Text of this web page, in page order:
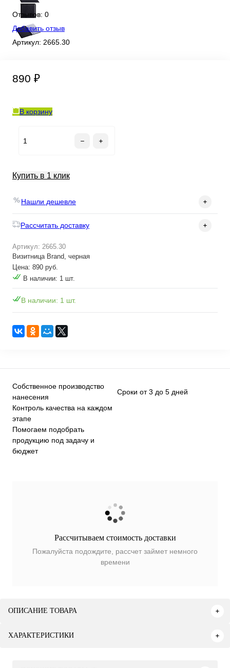
Отзывов: 0
Добавить отзыв
Артикул: 2665.30
890 ₽
В корзину
Купить в 1 клик
Нашли дешевле
Рассчитать доставку
Артикул: 2665.30
Визитница Brand, черная
Цена: 890 руб.
В наличии: 1 шт.
В наличии: 1 шт.
Собственное производство
нанесения
Сроки от 3 до 5 дней
Контроль качества на каждом
этапе
Помогаем подобрать
продукцию под задачу и
бюджет
Рассчитываем стоимость доставки
Пожалуйста подождите, рассчет займет немного
времени
ОПИСАНИЕ ТОВАРА
ХАРАКТЕРИСТИКИ